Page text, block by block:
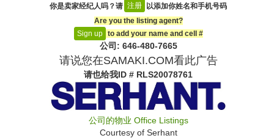
你是卖家经纪人吗？请 注册
以添加你姓名和手机号码
Are you the listing agent?
Sign up
to add your name and cell #‎
公司: ‍646-480-7665
请说您在SAMAKI.COM看此广告
请也给我ID # RLS20078761
公司的物业 Office Listings
Courtesy of Serhant